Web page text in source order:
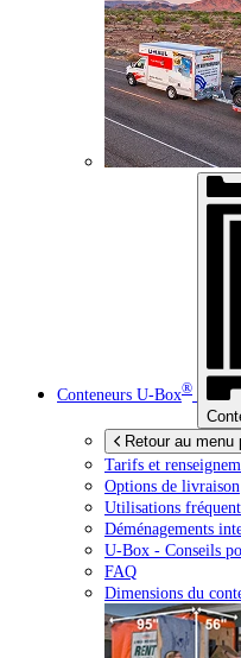
Conteneurs U-Box®
Retour au menu
Tarifs et
Options de livraison
Utilisations
Déménagements
U-Box - Conseils
FAQ
Dimensions du